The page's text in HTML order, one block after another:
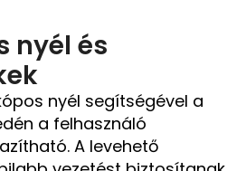
nyél és
nyél segítségével a
a felhasználó
A levehető